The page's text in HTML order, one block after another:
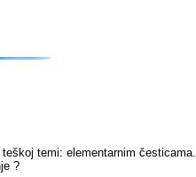
temi: elementarnim česticama.
?